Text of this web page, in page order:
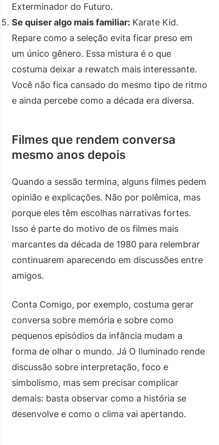
Exterminador do Futuro.
Se quiser algo mais familiar: Karate Kid.
Repare como a seleção evita ficar preso em
um único gênero. Essa mistura é o que
costuma deixar a rewatch mais interessante.
Você não fica cansado do mesmo tipo de ritmo
e ainda percebe como a década era diversa.
Filmes que rendem conversa
mesmo anos depois
Quando a sessão termina, alguns filmes pedem
opinião e explicações. Não por polêmica, mas
porque eles têm escolhas narrativas fortes.
Isso é parte do motivo de os filmes mais
marcantes da década de 1980 para relembrar
continuarem aparecendo em discussões entre
amigos.
Conta Comigo, por exemplo, costuma gerar
conversa sobre memória e sobre como
pequenos episódios da infância mudam a
forma de olhar o mundo. Já O Iluminado rende
discussão sobre interpretação, foco e
simbolismo, mas sem precisar complicar
demais: basta observar como a história se
desenvolve e como o clima vai apertando.